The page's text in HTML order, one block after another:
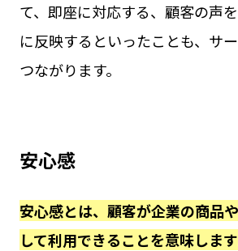
て、即座に対応する、顧客の声
に反映するといったことも、サ
つながります。
安心感
安心感とは、顧客が企業の商品
して利用できることを意味します